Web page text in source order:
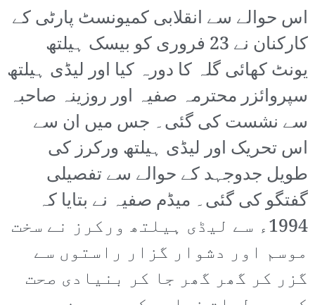
اس حوالے سے انقلابی کمیونسٹ پارٹی کے
کارکنان نے 23 فروری کو بیسک ہیلتھ
یونٹ کھائی گلہ کا دورہ کیا اور لیڈی ہیلتھ
سپروائزر محترمہ صفیہ اور روزینہ صاحبہ
سے نشست کی گئی۔ جس میں ان سے
اس تحریک اور لیڈی ہیلتھ ورکرز کی
طویل جدوجہد کے حوالے سے تفصیلی
گفتگو کی گئی۔ میڈم صفیہ نے بتایا کہ
1994ء سے لیڈی ہیلتھ ورکرز نے سخت
موسم اور دشوار گزار راستوں سے
گزر کر گھر گھر جا کر بنیادی صحت